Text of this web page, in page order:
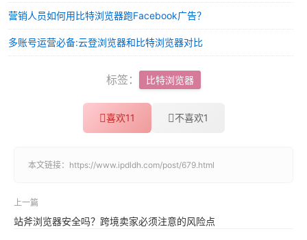
营销人员如何用比特浏览器跑Facebook广告？
多账号运营必备:云登浏览器和比特浏览器对比
标签： 比特浏览器
喜欢11 不喜欢1
本文链接： https://www.ipdldh.com/post/679.html
上一篇
站斧浏览器安全吗？跨境卖家必须注意的风险点